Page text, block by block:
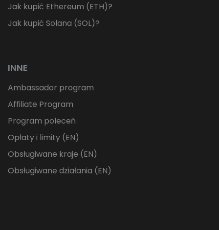
Jak kupić Ethereum (ETH)?
Jak kupić Solana (SOL)?
INNE
Ambassador program
Affiliate Program
Program poleceń
Opłaty i limity (EN)
Obsługiwane kraje (EN)
Obsługiwane działania (EN)